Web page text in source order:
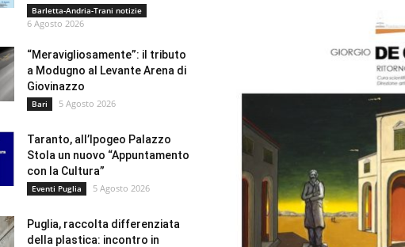
Barletta-Andria-Trani notizie
6 Agosto 2026
“Meravigliosamente”: il tributo
a Modugno al Levante Arena di
Giovinazzo
Bari 5 Agosto 2026
Taranto, all’Ipogeo Palazzo
Stola un nuovo “Appuntamento
con la Cultura”
Eventi Puglia 5 Agosto 2026
Puglia, raccolta differenziata
della plastica: incontro in